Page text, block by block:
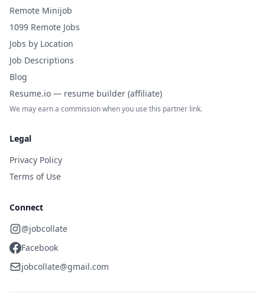
Remote Minijob
1099 Remote Jobs
Jobs by Location
Job Descriptions
Blog
Resume.io — resume builder (affiliate)
We may earn a commission when you use this partner link.
Legal
Privacy Policy
Terms of Use
Connect
@jobcollate
Facebook
jobcollate@gmail.com